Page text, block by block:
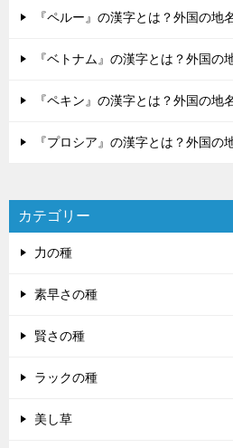
『ペルー』の漢字とは？外国の地
『ベトナム』の漢字とは？外国の
『ペキン』の漢字とは？外国の地
『プロシア』の漢字とは？外国の
カテゴリー
力の種
素早さの種
賢さの種
ラックの種
美し草